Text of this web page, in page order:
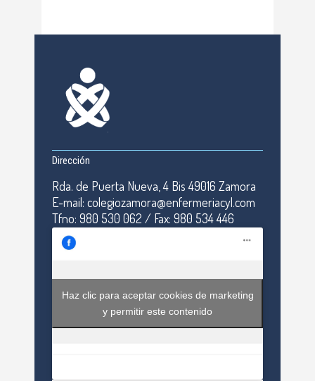
Dirección
Rda. de Puerta Nueva, 4 Bis 49016 Zamora
E-mail: colegiozamora@enfermeriacyl.com
Tfno: 980 530 062 / Fax: 980 534 446
Haz clic para aceptar cookies de marketing
y permitir este contenido